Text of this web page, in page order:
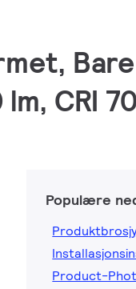
CRI
Populære
Product-